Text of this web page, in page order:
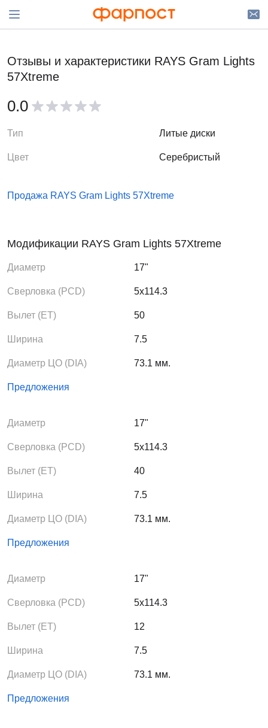
Отзывы и характеристики RAYS Gram Lights
57Xtreme
0.0
Тип Литые диски
Цвет Серебристый
Продажа RAYS Gram Lights 57Xtreme
Модификации RAYS Gram Lights 57Xtreme
Диаметр 17"
Сверловка (PCD) 5x114.3
Вылет (ЕТ) 50
Ширина 7.5
Диаметр ЦО (DIA) 73.1 мм.
Предложения
Диаметр 17"
Сверловка (PCD) 5x114.3
Вылет (ЕТ) 40
Ширина 7.5
Диаметр ЦО (DIA) 73.1 мм.
Предложения
Диаметр 17"
Сверловка (PCD) 5x114.3
Вылет (ЕТ) 12
Ширина 7.5
Диаметр ЦО (DIA) 73.1 мм.
Предложения